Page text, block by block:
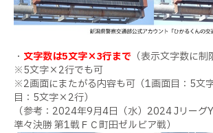
・ 文字数は5文字×3行まで （表示文字数に制
※5文字×2行でも可
※2画面にまたがる内容も可（1画面目：5文
目：5文字×2行）
（参考： 2024年9月4日（水）2024 Jリーグ
準々決勝 第1戦ＦＣ町田ゼルビア戦）